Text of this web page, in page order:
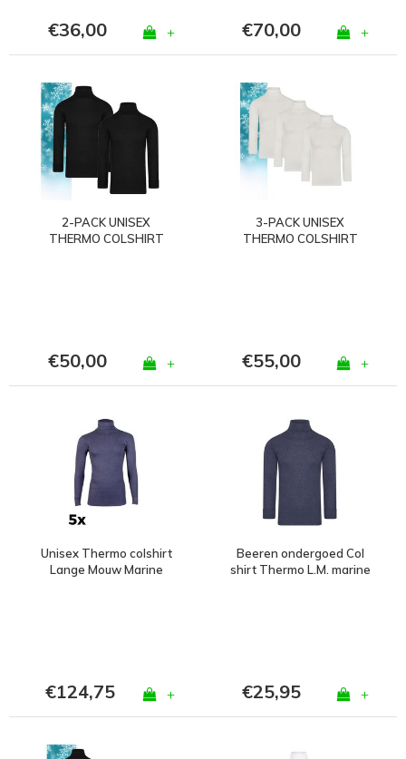
€36,00 + €70,00 +
2-PACK UNISEX
THERMO COLSHIRT
€50,00 +
3-PACK UNISEX
THERMO COLSHIRT
€55,00 +
Unisex Thermo colshirt
Lange Mouw Marine
€124,75 +
Beeren ondergoed Col
shirt Thermo L.M. marine
€25,95 +